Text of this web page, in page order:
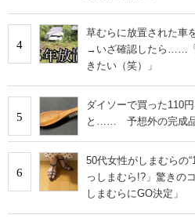
4
草むらに放置された車
→いざ確認したら……
きたい（笑）」
5
ダイソーで買った110
と…… 予想外の完成品
6
50代女性がしまむら
っしまむら!?」驚きの
しまむらにGO決定」